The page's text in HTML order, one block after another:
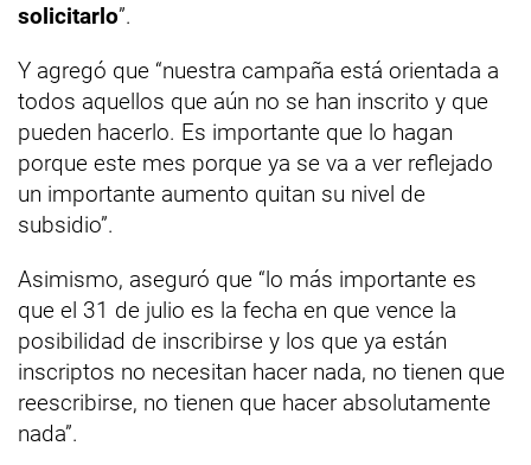
solicitarlo”.
Y agregó que “nuestra campaña está orientada a
todos aquellos que aún no se han inscrito y que
pueden hacerlo. Es importante que lo hagan
porque este mes porque ya se va a ver reflejado
un importante aumento quitan su nivel de
subsidio”.
Asimismo, aseguró que “lo más importante es
que el 31 de julio es la fecha en que vence la
posibilidad de inscribirse y los que ya están
inscriptos no necesitan hacer nada, no tienen que
reescribirse, no tienen que hacer absolutamente
nada”.